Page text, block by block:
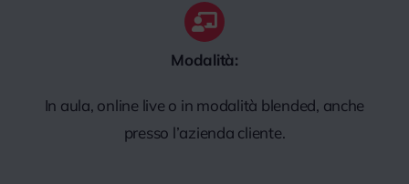
Modalità:
In aula, online live o in modalità blended, anche
presso l’azienda cliente.